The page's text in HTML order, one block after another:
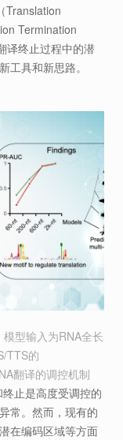
Translation
Termination
译终止过程中的潜
工具和新思路。
型输入为RNA全长
TTS的
翻译的调控机制
止是高度受调控的
常。然而，现有的
在编码区域等方面